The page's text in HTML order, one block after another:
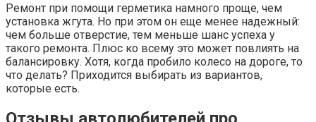
Ремонт при помощи герметика намного проще, чем
установка жгута. Но при этом он еще менее надежный:
чем больше отверстие, тем меньше шанс успеха у
такого ремонта. Плюс ко всему это может повлиять на
балансировку. Хотя, когда пробило колесо на дороге, то
что делать? Приходится выбирать из вариантов,
которые есть.